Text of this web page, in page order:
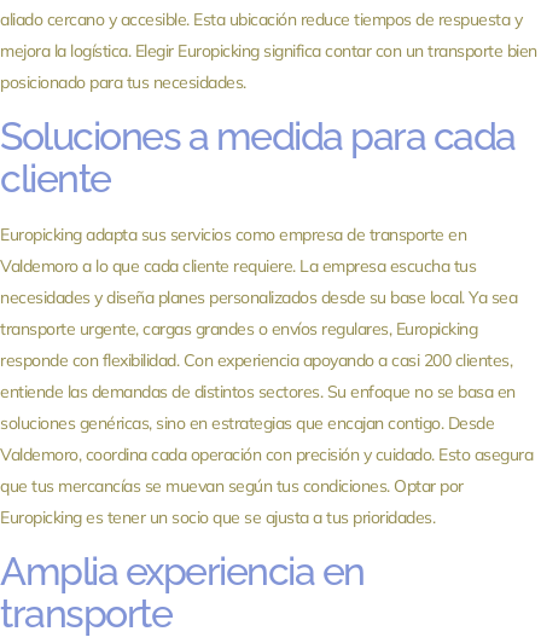
aliado cercano y accesible. Esta ubicación reduce tiempos de respuesta y
mejora la logística. Elegir Europicking significa contar con un transporte bien
posicionado para tus necesidades.
Soluciones a medida para cada
cliente
Europicking adapta sus servicios como empresa de transporte en
Valdemoro a lo que cada cliente requiere. La empresa escucha tus
necesidades y diseña planes personalizados desde su base local. Ya sea
transporte urgente, cargas grandes o envíos regulares, Europicking
responde con flexibilidad. Con experiencia apoyando a casi 200 clientes,
entiende las demandas de distintos sectores. Su enfoque no se basa en
soluciones genéricas, sino en estrategias que encajan contigo. Desde
Valdemoro, coordina cada operación con precisión y cuidado. Esto asegura
que tus mercancías se muevan según tus condiciones. Optar por
Europicking es tener un socio que se ajusta a tus prioridades.
Amplia experiencia en
transporte